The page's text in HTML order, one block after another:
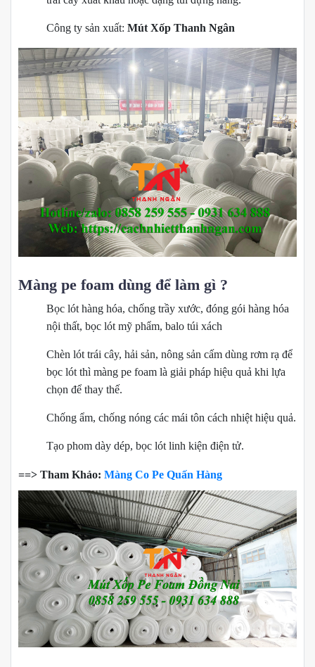
Công ty sản xuất: Mút Xốp Thanh Ngân
Màng pe foam dùng để làm gì ?
Bọc lót hàng hóa, chống trầy xước, đóng gói hàng hóa
nội thất, bọc lót mỹ phẩm, balo túi xách
Chèn lót trái cây, hải sản, nông sản cấm dùng rơm rạ để
bọc lót thì màng pe foam là giải pháp hiệu quả khi lựa
chọn để thay thế.
Chống ẩm, chống nóng các mái tôn cách nhiệt hiệu quả.
Tạo phom dày dép, bọc lót linh kiện điện tử.
==> Tham Khảo: Màng Co Pe Quấn Hàng